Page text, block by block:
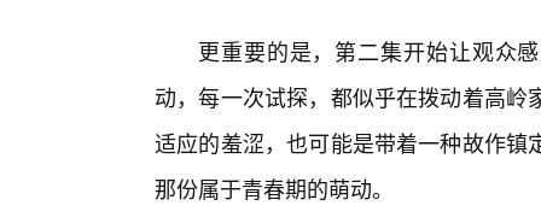
更重要的是，第二集开始让观众
动，每一次试探，都似乎在拨动着高
适应的羞涩，也可能是带着一种故作
那份属于青春期的萌动。